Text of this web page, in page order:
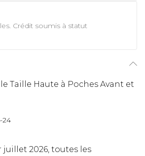
Crédit soumis à statut
Taille Haute à Poches Avant et
24
juillet 2026, toutes les